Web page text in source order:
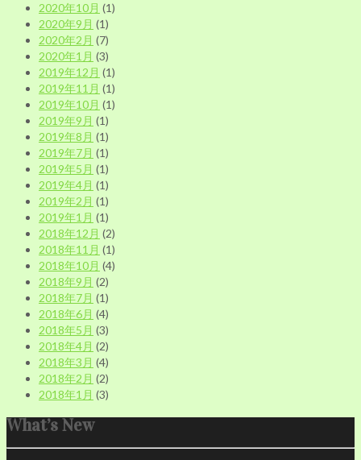
2020年10月 (1)
2020年9月 (1)
2020年2月 (7)
2020年1月 (3)
2019年12月 (1)
2019年11月 (1)
2019年10月 (1)
2019年9月 (1)
2019年8月 (1)
2019年7月 (1)
2019年5月 (1)
2019年4月 (1)
2019年2月 (1)
2019年1月 (1)
2018年12月 (2)
2018年11月 (1)
2018年10月 (4)
2018年9月 (2)
2018年7月 (1)
2018年6月 (4)
2018年5月 (3)
2018年4月 (2)
2018年3月 (4)
2018年2月 (2)
2018年1月 (3)
What’s New